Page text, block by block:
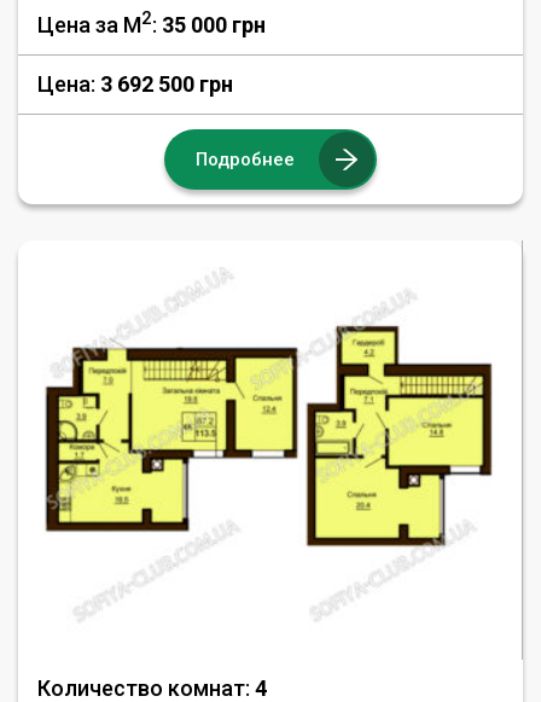
Цена за М2: 35 000 грн
Цена: 3 692 500 грн
Подробнее
Количество комнат: 4